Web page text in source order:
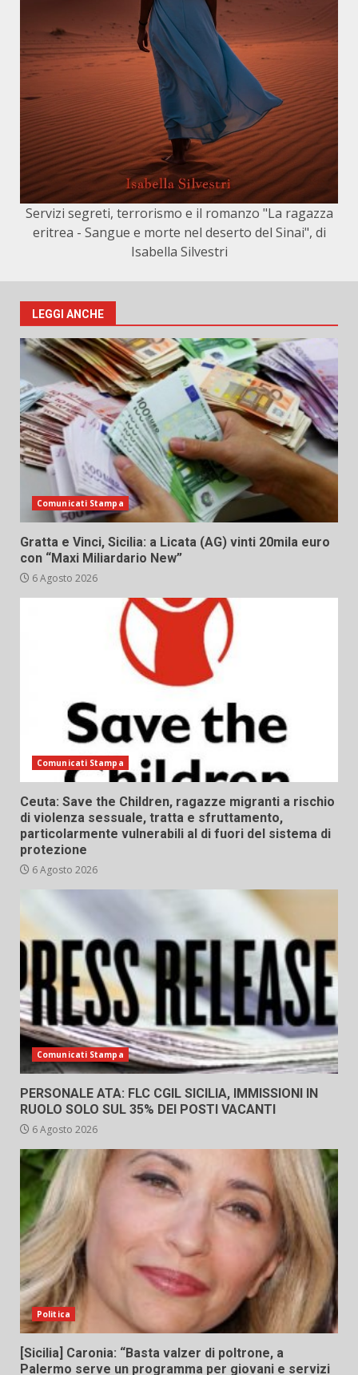
Servizi segreti, terrorismo e il romanzo "La ragazza
eritrea - Sangue e morte nel deserto del Sinai", di
Isabella Silvestri
LEGGI ANCHE
Comunicati Stampa
Gratta e Vinci, Sicilia: a Licata (AG) vinti 20mila euro
con “Maxi Miliardario New”
6 Agosto 2026
Comunicati Stampa
Ceuta: Save the Children, ragazze migranti a rischio
di violenza sessuale, tratta e sfruttamento,
particolarmente vulnerabili al di fuori del sistema di
protezione
6 Agosto 2026
Comunicati Stampa
PERSONALE ATA: FLC CGIL SICILIA, IMMISSIONI IN
RUOLO SOLO SUL 35% DEI POSTI VACANTI
6 Agosto 2026
Politica
[Sicilia] Caronia: “Basta valzer di poltrone, a
Palermo serve un programma per giovani e servizi